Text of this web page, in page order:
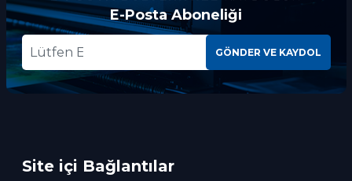
E-Posta Aboneliği
GÖNDER VE KAYDOL
Site içi Bağlantılar